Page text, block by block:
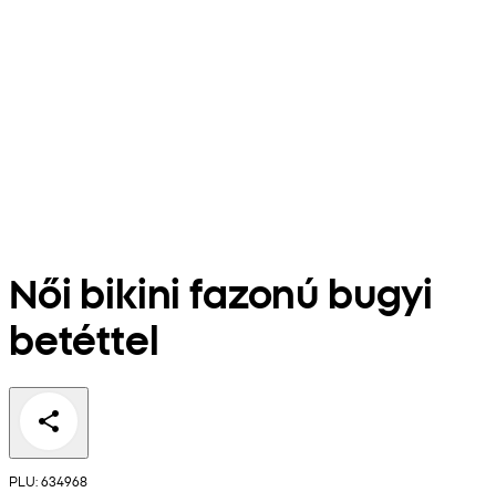
Női bikini fazonú bugyi
betéttel
PLU: 634968